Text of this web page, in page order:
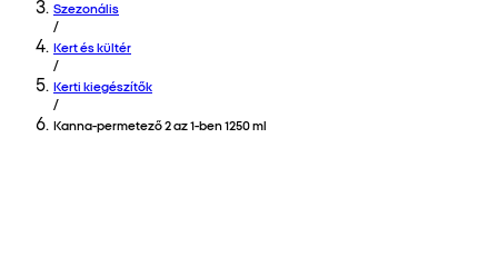
Szezonális
/
Kert és kültér
/
Kerti kiegészítők
/
Kanna-permetező 2 az 1-ben 1250 ml